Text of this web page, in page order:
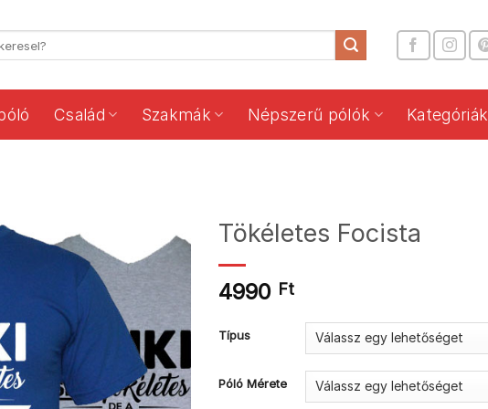
Család Szakmák Népszerű pólók Kategóriák
Tökéletes Focista
4990 Ft
Típus
Póló Mérete